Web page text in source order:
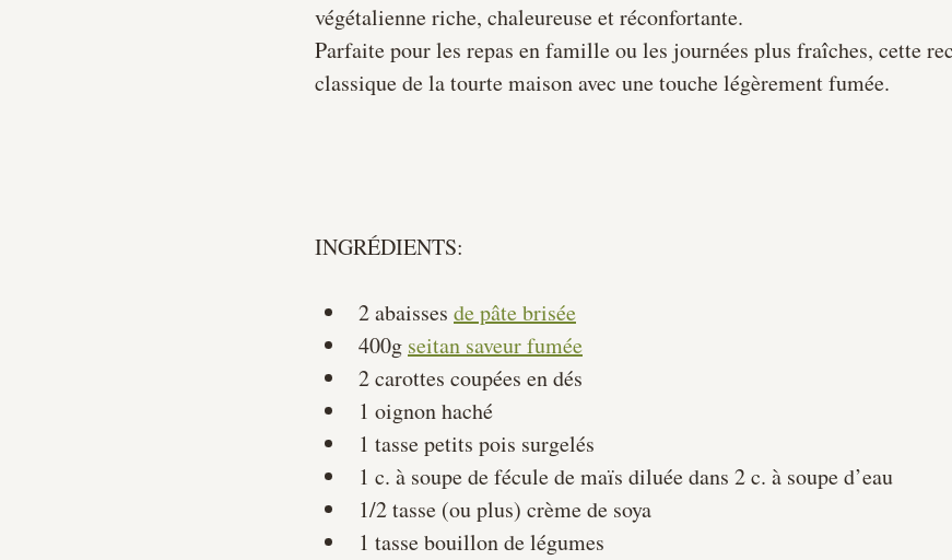
végétalienne riche, chaleureuse et réconfortante.
Parfaite pour les repas en famille ou les journées plus fraîches, cette
classique de la tourte maison avec une touche légèrement fumée.
INGRÉDIENTS:
2 abaisses de pâte brisée
400g seitan saveur fumée
2 carottes coupées en dés
1 oignon haché
1 tasse petits pois surgelés
1 c. à soupe de fécule de maïs diluée dans 2 c. à soupe d’eau
1/2 tasse (ou plus) crème de soya
1 tasse bouillon de légumes